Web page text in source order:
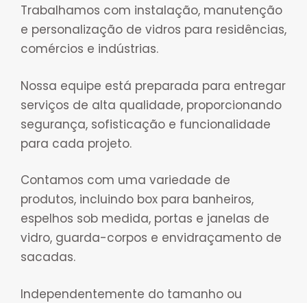
Trabalhamos com instalação, manutenção
e personalização de vidros para residências,
comércios e indústrias.
Nossa equipe está preparada para entregar
serviços de alta qualidade, proporcionando
segurança, sofisticação e funcionalidade
para cada projeto.
Contamos com uma variedade de
produtos, incluindo box para banheiros,
espelhos sob medida, portas e janelas de
vidro, guarda-corpos e envidraçamento de
sacadas.
Independentemente do tamanho ou